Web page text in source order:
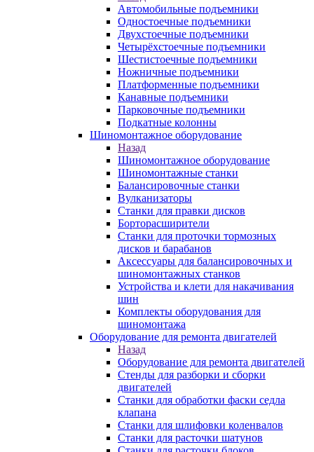
Автомобильные подъемники
Одностоечные подъемники
Двухстоечные подъемники
Четырёхстоечные подъемники
Шестистоечные подъемники
Ножничные подъемники
Платформенные подъемники
Канавные подъемники
Парковочные подъемники
Подкатные колонны
Шиномонтажное оборудование
Назад
Шиномонтажное оборудование
Шиномонтажные станки
Балансировочные станки
Вулканизаторы
Станки для правки дисков
Борторасширители
Станки для проточки тормозных
дисков и барабанов
Аксессуары для балансировочных и
шиномонтажных станков
Устройства и клети для накачивания
шин
Комплекты оборудования для
шиномонтажа
Оборудование для ремонта двигателей
Назад
Оборудование для ремонта двигателей
Стенды для разборки и сборки
двигателей
Станки для обработки фаски седла
клапана
Станки для шлифовки коленвалов
Станки для расточки шатунов